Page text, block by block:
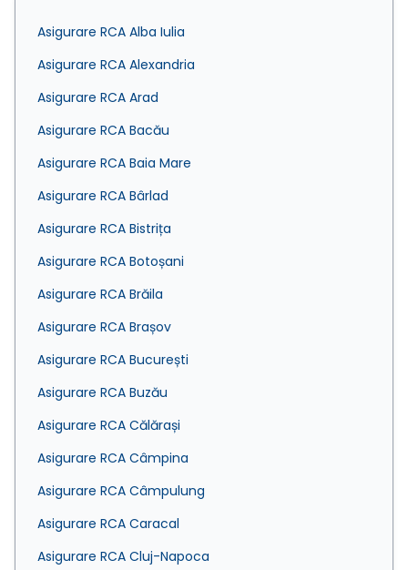
Asigurare RCA Alba Iulia
Asigurare RCA Alexandria
Asigurare RCA Arad
Asigurare RCA Bacău
Asigurare RCA Baia Mare
Asigurare RCA Bârlad
Asigurare RCA Bistrița
Asigurare RCA Botoșani
Asigurare RCA Brăila
Asigurare RCA Brașov
Asigurare RCA București
Asigurare RCA Buzău
Asigurare RCA Călărași
Asigurare RCA Câmpina
Asigurare RCA Câmpulung
Asigurare RCA Caracal
Asigurare RCA Cluj-Napoca